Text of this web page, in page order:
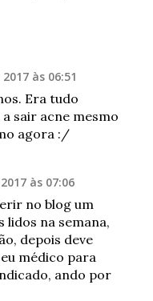
às 06:51
Era tudo
sair acne mesmo
agora :/
às 07:06
no blog um
lidos na semana,
depois deve
médico para
ando por